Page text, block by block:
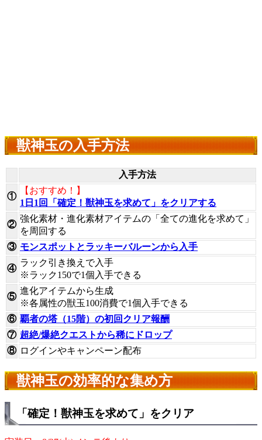
獣神玉の入手方法
入手方法
①
【おすすめ！】
1日1回「確定！獣神玉を求めて」をクリアする
②
強化素材・進化素材アイテムの「全ての進化を求めて」
を周回する
③ モンスポットとラッキーバルーンから入手
④
ラック引き換えで入手
※ラック150で1個入手できる
⑤
進化アイテムから生成
※各属性の獣玉100消費で1個入手できる
⑥ 覇者の塔（15階）の初回クリア報酬
⑦ 超絶/爆絶クエストから稀にドロップ
⑧ ログインやキャンペーン配布
獣神玉の効率的な集め方
「確定！獣神玉を求めて」をクリア